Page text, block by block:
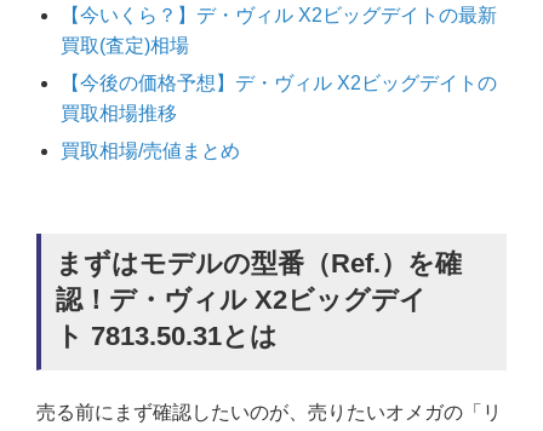
【今いくら？】デ・ヴィル X2ビッグデイトの最新
買取(査定)相場
【今後の価格予想】デ・ヴィル X2ビッグデイトの
買取相場推移
買取相場/売値まとめ
まずはモデルの型番（Ref.）を確
認！デ・ヴィル X2ビッグデイ
ト 7813.50.31とは
売る前にまず確認したいのが、売りたいオメガの「リ